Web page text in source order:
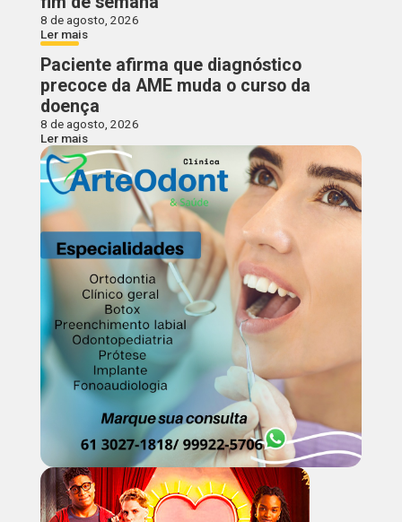
8 de agosto, 2026
Ler mais
Paciente afirma que diagnóstico
precoce da AME muda o curso da
doença
8 de agosto, 2026
Ler mais